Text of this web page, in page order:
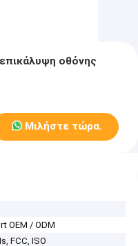
οθόνης
Μιλήστε τώρα.
OEM / ODM
FCC, ISO